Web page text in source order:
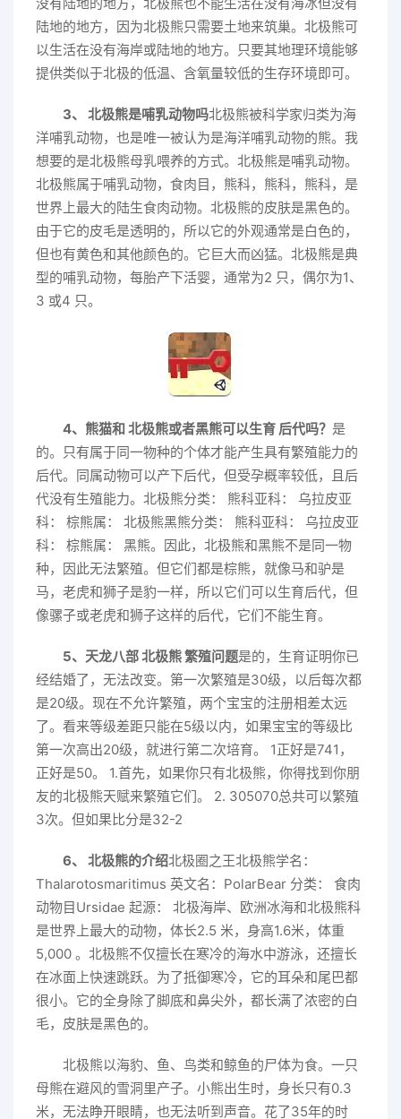
陆地的地方，因为北极熊只需要土地来筑巢。北极熊可
以生活在没有海岸或陆地的地方。只要其地理环境能够
提供类似于北极的低温、含氧量较低的生存环境即可。
3、 北极熊是哺乳动物吗北极熊被科学家归类为海
洋哺乳动物，也是唯一被认为是海洋哺乳动物的熊。我
想要的是北极熊母乳喂养的方式。北极熊是哺乳动物。
北极熊属于哺乳动物，食肉目，熊科，熊科，熊科，是
世界上最大的陆生食肉动物。北极熊的皮肤是黑色的。
由于它的皮毛是透明的，所以它的外观通常是白色的，
但也有黄色和其他颜色的。它巨大而凶猛。北极熊是典
型的哺乳动物，每胎产下活婴，通常为2 只，偶尔为1、
3 或4 只。
4、熊猫和 北极熊或者黑熊可以生育 后代吗？ 是
的。只有属于同一物种的个体才能产生具有繁殖能力的
后代。同属动物可以产下后代，但受孕概率较低，且后
代没有生殖能力。北极熊分类： 熊科亚科： 乌拉皮亚
科： 棕熊属： 北极熊黑熊分类： 熊科亚科： 乌拉皮亚
科： 棕熊属： 黑熊。因此，北极熊和黑熊不是同一物
种，因此无法繁殖。但它们都是棕熊，就像马和驴是
马，老虎和狮子是豹一样，所以它们可以生育后代，但
像骡子或老虎和狮子这样的后代，它们不能生育。
5、天龙八部 北极熊 繁殖问题是的，生育证明你已
经结婚了，无法改变。第一次繁殖是30级，以后每次都
是20级。现在不允许繁殖，两个宝宝的注册相差太远
了。看来等级差距只能在5级以内，如果宝宝的等级比
第一次高出20级，就进行第二次培育。 1正好是741，
正好是50。 1.首先，如果你只有北极熊，你得找到你朋
友的北极熊天赋来繁殖它们。 2. 305070总共可以繁殖
3次。但如果比分是32-2
6、 北极熊的介绍北极圈之王北极熊学名：
Thalarotosmaritimus 英文名：PolarBear 分类： 食肉
动物目Ursidae 起源： 北极海岸、欧洲冰海和北极熊科
是世界上最大的动物，体长2.5 米，身高1.6米，体重
5,000 。北极熊不仅擅长在寒冷的海水中游泳，还擅长
在冰面上快速跳跃。为了抵御寒冷，它的耳朵和尾巴都
很小。它的全身除了脚底和鼻尖外，都长满了浓密的白
毛，皮肤是黑色的。
北极熊以海豹、鱼、鸟类和鲸鱼的尸体为食。一只
母熊在避风的雪洞里产子。小熊出生时，身长只有0.3
米，无法睁开眼睛，也无法听到声音。花了35年的时